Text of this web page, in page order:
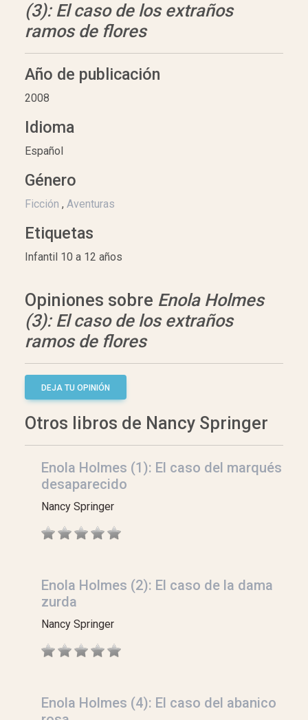
(3): El caso de los extraños
ramos de flores
Año de publicación
2008
Idioma
Español
Género
Ficción , Aventuras
Etiquetas
Infantil 10 a 12 años
Opiniones sobre Enola Holmes
(3): El caso de los extraños
ramos de flores
DEJA TU OPINIÓN
Otros libros de Nancy Springer
Enola Holmes (1): El caso del marqués
desaparecido
Nancy Springer
Enola Holmes (2): El caso de la dama
zurda
Nancy Springer
Enola Holmes (4): El caso del abanico